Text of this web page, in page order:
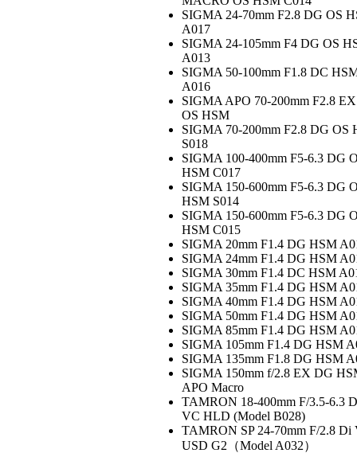
SIGMA 24-70mm F2.8 DG OS
A017
SIGMA 24-105mm F4 DG OS
A013
SIGMA 50-100mm F1.8 DC
A016
SIGMA APO 70-200mm F2.8
OS HSM
SIGMA 70-200mm F2.8 DG OS
S018
SIGMA 100-400mm F5-6.3 DG
HSM C017
SIGMA 150-600mm F5-6.3 DG
HSM S014
SIGMA 150-600mm F5-6.3 DG
HSM C015
SIGMA 20mm F1.4 DG HSM
SIGMA 24mm F1.4 DG HSM
SIGMA 30mm F1.4 DC HSM
SIGMA 35mm F1.4 DG HSM
SIGMA 40mm F1.4 DG HSM
SIGMA 50mm F1.4 DG HSM
SIGMA 85mm F1.4 DG HSM
SIGMA 105mm F1.4 DG HSM
SIGMA 135mm F1.8 DG HSM
SIGMA 150mm f/2.8 EX DG
APO Macro
TAMRON 18-400mm F/3.5-6.3
VC HLD (Model B028)
TAMRON SP 24-70mm F/2.8 Di
USD G2（Model A032）